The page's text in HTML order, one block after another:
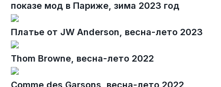
показе мод в Париже, зима 2023 год
Платье от JW Anderson, весна-лето 2023
Thom Browne, весна-лето 2022